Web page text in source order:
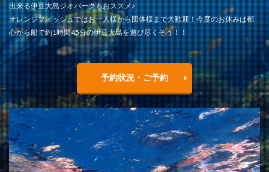
出来る伊豆大島ジオパークもおススメ♪
オレンジフィッシュではお一人様から団体様まで大歓迎！今度のお休みは都
心から船で約1時間45分の伊豆大島を遊び尽くそう！！
予約状況・ご予約